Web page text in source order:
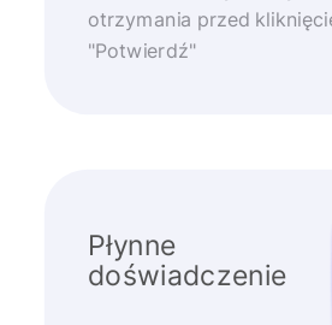
otrzymania przed
"Potwierdź"
Płynne
doświadczenie